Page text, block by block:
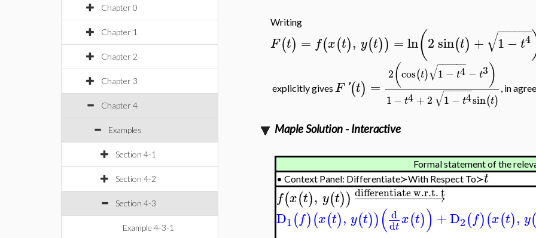
Chapter 0
Chapter 1
Chapter 2
Chapter 3
Chapter 4
Examples
Section 4-1
Section 4-2
Section 4-3
Example 4-3-1
Writing
F(t) = f(x(t), y(t)) =ln(2sin(t) + 1 −t4
− −
−−−−
√
explicitly gives F '(t) =
2(cos(t) 1 − t4
− −
−−−−
√ − t3)
1− t4 + 2 1 − t4
− −
−−−−
√ sin(t)
, in
Maple Solution - Interactive
Formal statement of the
• Context Panel: Differentiate≻With Respect To≻t
f(x(t), y(t)) − →
−−−−−−−−−−
differentiate w.r.t. t
D1(f)(x(t), y(t))( d
dtx(t)) +D2(f)(x(t), y